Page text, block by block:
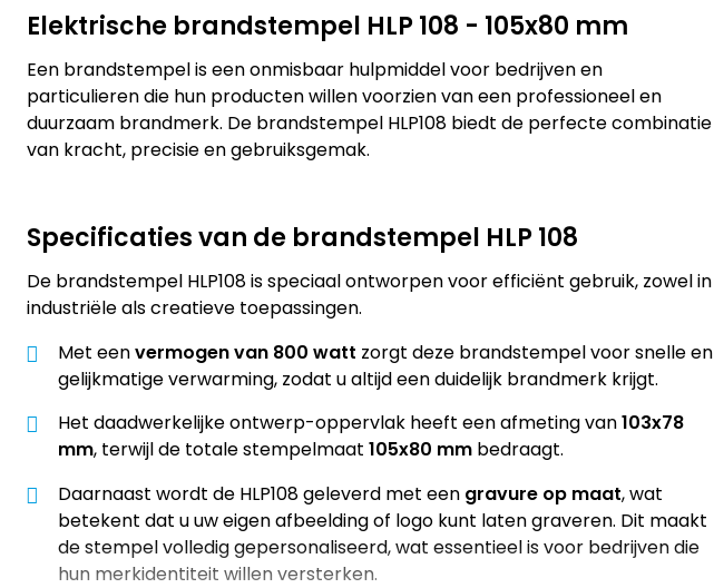
Elektrische brandstempel HLP 108 - 105x80 mm
Een brandstempel is een onmisbaar hulpmiddel voor bedrijven en
particulieren die hun producten willen voorzien van een professioneel en
duurzaam brandmerk. De brandstempel HLP108 biedt de perfecte combinatie
van kracht, precisie en gebruiksgemak.
Specificaties van de brandstempel HLP 108
De brandstempel HLP108 is speciaal ontworpen voor efficiënt gebruik, zowel in
industriële als creatieve toepassingen.
Met eenvermogen van 800 watt zorgt deze brandstempel voor snelle en
gelijkmatige verwarming, zodat u altijd een duidelijk brandmerk krijgt.
Het daadwerkelijke ontwerp-oppervlak heeft een afmeting van103x78
mm, terwijl de totale stempelmaat 105x80 mm bedraagt.
Daarnaast wordt de HLP108 geleverd met een gravure op maat, wat
betekent dat u uw eigen afbeelding of logo kunt laten graveren. Dit maakt
de stempel volledig gepersonaliseerd, wat essentieel is voor bedrijven die
hun merkidentiteit willen versterken.